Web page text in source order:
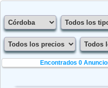
Encontrados 0